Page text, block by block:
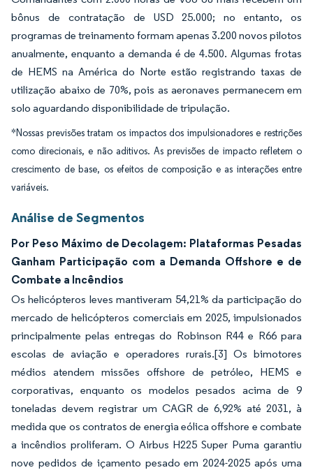
bônus de contratação de USD 25.000; no entanto, os
programas de treinamento formam apenas 3.200 novos pilotos
anualmente, enquanto a demanda é de 4.500. Algumas frotas
de HEMS na América do Norte estão registrando taxas de
utilização abaixo de 70%, pois as aeronaves permanecem em
solo aguardando disponibilidade de tripulação.
*Nossas previsões tratam os impactos dos impulsionadores e restrições
como direcionais, e não aditivos. As previsões de impacto refletem o
crescimento de base, os efeitos de composição e as interações entre
variáveis.
Análise de Segmentos
Por Peso Máximo de Decolagem: Plataformas Pesadas
Ganham Participação com a Demanda Offshore e de
Combate a Incêndios
Os helicópteros leves mantiveram 54,21% da participação do
mercado de helicópteros comerciais em 2025, impulsionados
principalmente pelas entregas do Robinson R44 e R66 para
escolas de aviação e operadores rurais.[3] Os bimotores
médios atendem missões offshore de petróleo, HEMS e
corporativas, enquanto os modelos pesados acima de 9
toneladas devem registrar um CAGR de 6,92% até 2031, à
medida que os contratos de energia eólica offshore e combate
a incêndios proliferam. O Airbus H225 Super Puma garantiu
nove pedidos de içamento pesado em 2024-2025 após uma